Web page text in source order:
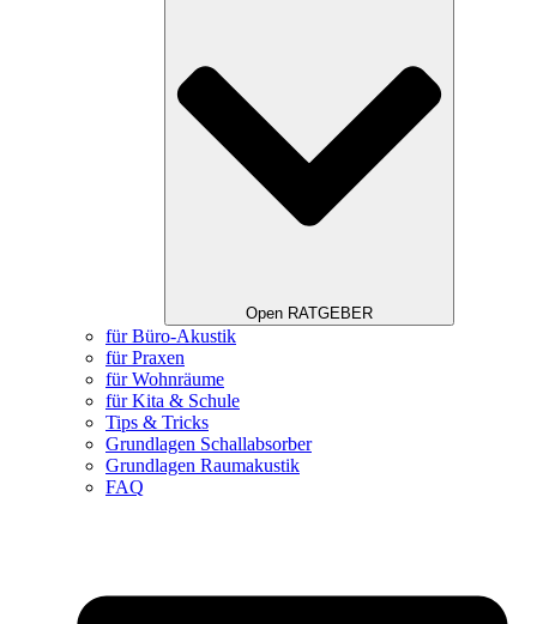
Open RATGEBER
für Büro-Akustik
für Praxen
für Wohnräume
für Kita & Schule
Tips & Tricks
Grundlagen Schallabsorber
Grundlagen Raumakustik
FAQ